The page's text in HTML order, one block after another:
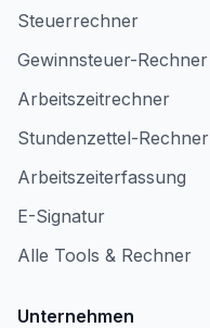
Steuerrechner
Gewinnsteuer-Rechner
Arbeitszeitrechner
Stundenzettel-Rechner
Arbeitszeiterfassung
E-Signatur
Alle Tools & Rechner
Unternehmen